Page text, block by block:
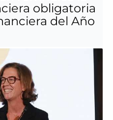
obligatoria
del Año